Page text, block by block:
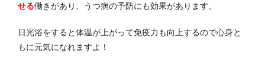
せる働きがあり、うつ病の予防にも効果があります。
日光浴をすると体温が上がって免疫力も向上するので心身と
もに元気になれますよ！